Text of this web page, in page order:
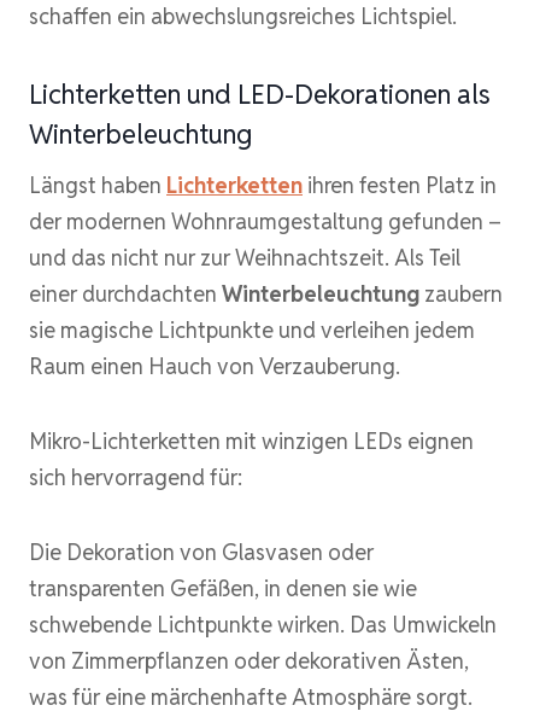
schaffen ein abwechslungsreiches Lichtspiel.
Lichterketten und LED-Dekorationen als
Winterbeleuchtung
Längst haben Lichterketten ihren festen Platz in
der modernen Wohnraumgestaltung gefunden –
und das nicht nur zur Weihnachtszeit. Als Teil
einer durchdachten Winterbeleuchtung zaubern
sie magische Lichtpunkte und verleihen jedem
Raum einen Hauch von Verzauberung.
Mikro-Lichterketten mit winzigen LEDs eignen
sich hervorragend für:
Die Dekoration von Glasvasen oder
transparenten Gefäßen, in denen sie wie
schwebende Lichtpunkte wirken. Das Umwickeln
von Zimmerpflanzen oder dekorativen Ästen,
was für eine märchenhafte Atmosphäre sorgt.